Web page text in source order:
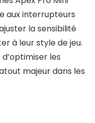
aux interrupteurs
la sensibilité
à leur style de jeu.
les
majeur dans les